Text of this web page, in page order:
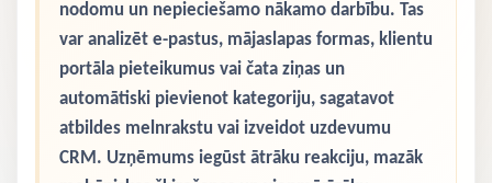
nodomu un nepieciešamo nākamo darbību. Tas
var analizēt e-pastus, mājaslapas formas, klientu
portāla pieteikumus vai čata ziņas un
automātiski pievienot kategoriju, sagatavot
atbildes melnrakstu vai izveidot uzdevumu
CRM. Uzņēmums iegūst ātrāku reakciju, mazāk